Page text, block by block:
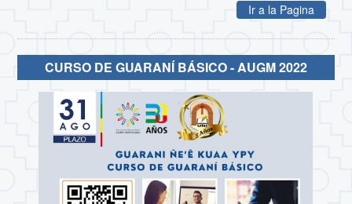
Ir a la Pagina
CURSO DE GUARANÍ BÁSICO - AUGM 2022